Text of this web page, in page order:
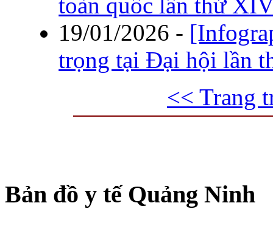
toàn quốc lần thứ
19/01/2026 -
trọng tại Đại hội lần
<< Trang
Bản đồ y tế Quảng Ninh